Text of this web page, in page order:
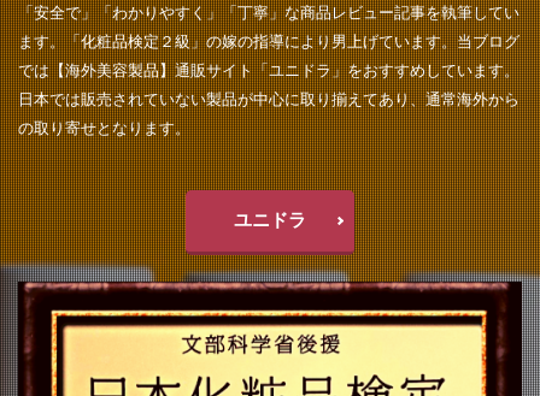
「安全で」「わかりやすく」「丁寧」な商品レビュー記事を執筆してい
ます。「化粧品検定２級」の嫁の指導により男上げています。当ブログ
では【海外美容製品】通販サイト「ユニドラ」をおすすめしています。
日本では販売されていない製品が中心に取り揃えてあり、通常海外から
の取り寄せとなります。
ユニドラ